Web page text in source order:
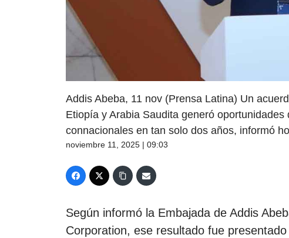
Addis Abeba, 11 nov (Prensa Latina) Un
Etiopía y Arabia Saudita generó
connacionales en tan solo dos años, informó
noviembre 11, 2025 | 09:03
Según informó la Embajada de Addis
Corporation, ese resultado fue